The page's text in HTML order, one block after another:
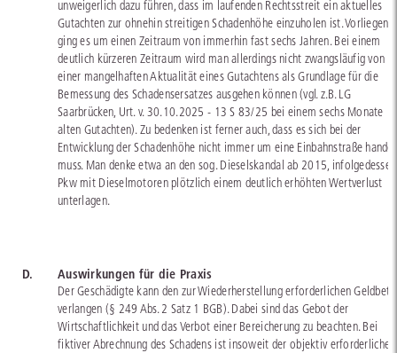
unweigerlich dazu führen, dass im laufenden Rechtsstreit ein aktuelles
Gutachten zur ohnehin streitigen Schadenhöhe einzuholen ist. Vorliegend
ging es um einen Zeitraum von immerhin fast sechs Jahren. Bei einem
deutlich kürzeren Zeitraum wird man allerdings nicht zwangsläufig von
einer mangelhaften Aktualität eines Gutachtens als Grundlage für die
Bemessung des Schadensersatzes ausgehen können (vgl. z.B. LG
Saarbrücken, Urt. v. 30.10.2025 - 13 S 83/25 bei einem sechs Monate
alten Gutachten). Zu bedenken ist ferner auch, dass es sich bei der
Entwicklung der Schadenhöhe nicht immer um eine Einbahnstraße
muss. Man denke etwa an den sog. Dieselskandal ab 2015, infolgedessen
Pkw mit Dieselmotoren plötzlich einem deutlich erhöhten Wertverlust
unterlagen.
D. Auswirkungen für die Praxis
Der Geschädigte kann den zur Wiederherstellung erforderlichen
verlangen (§ 249 Abs. 2 Satz 1 BGB). Dabei sind das Gebot der
Wirtschaftlichkeit und das Verbot einer Bereicherung zu beachten. Bei
fiktiver Abrechnung des Schadens ist insoweit der objektiv erforderliche